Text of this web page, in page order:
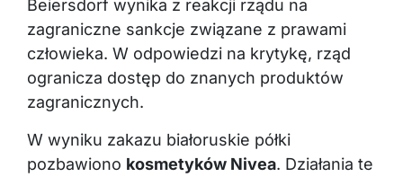
Beiersdorf wynika z reakcji rządu na
zagraniczne sankcje związane z prawami
człowieka. W odpowiedzi na krytykę, rząd
ogranicza dostęp do znanych produktów
zagranicznych.
W wyniku zakazu białoruskie półki
pozbawiono kosmetyków Nivea. Działania te